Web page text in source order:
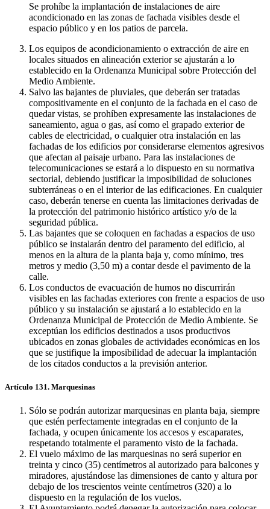
Se prohíbe la implantación de instalaciones de aire
acondicionado en las zonas de fachada visibles desde el
espacio público y en los patios de parcela.
Los equipos de acondicionamiento o extracción de aire en
locales situados en alineación exterior se ajustarán a lo
establecido en la Ordenanza Municipal sobre Protección del
Medio Ambiente.
Salvo las bajantes de pluviales, que deberán ser tratadas
compositivamente en el conjunto de la fachada en el caso de
quedar vistas, se prohíben expresamente las instalaciones de
saneamiento, agua o gas, así como el grapado exterior de
cables de electricidad, o cualquier otra instalación en las
fachadas de los edificios por considerarse elementos agresivos
que afectan al paisaje urbano. Para las instalaciones de
telecomunicaciones se estará a lo dispuesto en su normativa
sectorial, debiendo justificar la imposibilidad de soluciones
subterráneas o en el interior de las edificaciones. En cualquier
caso, deberán tenerse en cuenta las limitaciones derivadas de
la protección del patrimonio histórico artístico y/o de la
seguridad pública.
Las bajantes que se coloquen en fachadas a espacios de uso
público se instalarán dentro del paramento del edificio, al
menos en la altura de la planta baja y, como mínimo, tres
metros y medio (3,50 m) a contar desde el pavimento de la
calle.
Los conductos de evacuación de humos no discurrirán
visibles en las fachadas exteriores con frente a espacios de uso
público y su instalación se ajustará a lo establecido en la
Ordenanza Municipal de Protección de Medio Ambiente. Se
exceptúan los edificios destinados a usos productivos
ubicados en zonas globales de actividades económicas en los
que se justifique la imposibilidad de adecuar la implantación
de los citados conductos a la previsión anterior.
Artículo 131. Marquesinas
Sólo se podrán autorizar marquesinas en planta baja, siempre
que estén perfectamente integradas en el conjunto de la
fachada, y ocupen únicamente los accesos y escaparates,
respetando totalmente el paramento visto de la fachada.
El vuelo máximo de las marquesinas no será superior en
treinta y cinco (35) centímetros al autorizado para balcones y
miradores, ajustándose las dimensiones de canto y altura por
debajo de los trescientos veinte centímetros (320) a lo
dispuesto en la regulación de los vuelos.